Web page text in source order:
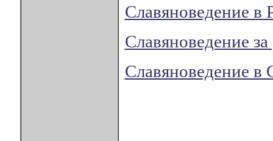
Славяноведение в
Славяноведение
Славяноведение в